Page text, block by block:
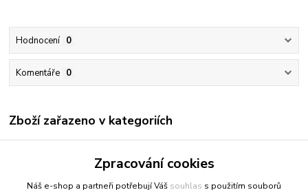
Hodnocení 0
Komentáře 0
Zboží zařazeno v kategoriích
Renesans
Olejové barvy jednotlivěZpracování cookies
Náš e-shop a partneři potřebují Váš souhlas s použitím souborů